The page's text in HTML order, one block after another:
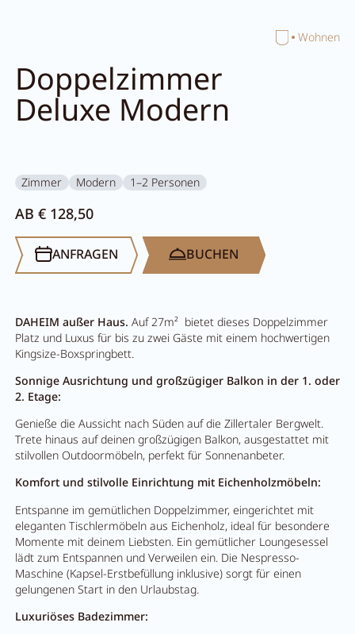
HomeWohnen
Doppelzimmer
Deluxe Modern
Zimmer Modern 1–2 Personen
DAHEIM außer Haus. Auf 27m² bietet dieses Doppelzimmer
Platz und Luxus für bis zu zwei Gäste mit einem hochwertigen
Kingsize-Boxspringbett.
Sonnige Ausrichtung und großzügiger Balkon in der 1. oder
2. Etage:
Genieße die Aussicht nach Süden auf die Zillertaler Bergwelt.
Trete hinaus auf deinen großzügigen Balkon, ausgestattet mit
stilvollen Outdoormöbeln, perfekt für Sonnenanbeter.
Komfort und stilvolle Einrichtung mit Eichenholzmöbeln:
Entspanne im gemütlichen Doppelzimmer, eingerichtet mit
eleganten Tischlermöbeln aus Eichenholz, ideal für besondere
Momente mit deinem Liebsten. Ein gemütlicher Loungesessel
lädt zum Entspannen und Verweilen ein. Die Nespresso-
Maschine (Kapsel-Erstbefüllung inklusive) sorgt für einen
gelungenen Start in den Urlaubstag.
Luxuriöses Badezimmer:
AB € 128,50
BUCHEN
ANFRAGEN